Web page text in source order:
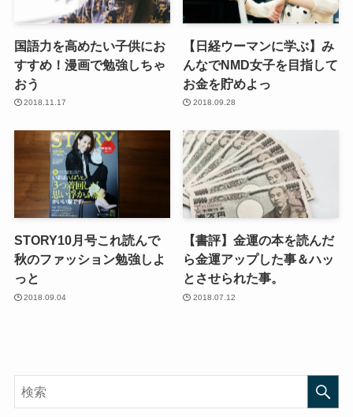
国語力を高めたい子供にお
すすめ！漫画で勉強しちゃ
おう
2018.11.17
【日経ウーマンに学ぶ】み
んなでNMD女子を目指して
お金を貯めよっ
2018.09.28
STORY10月号これ読んで
秋のファッション勉強しよ
っと
2018.09.04
【書評】金運の本を読んだ
ら金運アップした事＆ハッ
とさせられた事。
2018.07.12